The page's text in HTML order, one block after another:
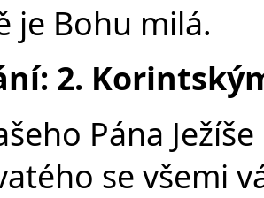
je Bohu milá.
2.
Pána
se všemi